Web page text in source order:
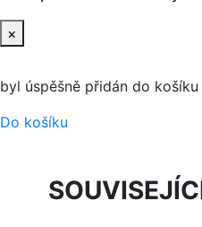
×
byl úspěšně přidán do košíku
Do košíku